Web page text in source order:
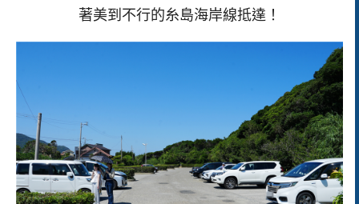
著美到不行的糸島海岸線抵達！